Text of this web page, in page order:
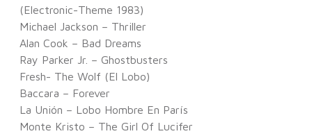
(Electronic-Theme 1983)
Michael Jackson – Thriller
Alan Cook – Bad Dreams
Ray Parker Jr. – Ghostbusters
Fresh- The Wolf (El Lobo)
Baccara – Forever
La Unión – Lobo Hombre En París
Monte Kristo – The Girl Of Lucifer